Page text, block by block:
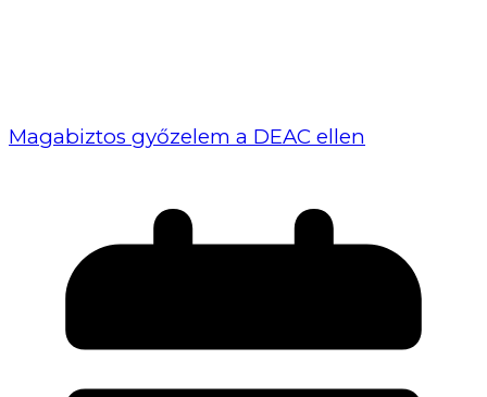
Magabiztos győzelem a DEAC ellen